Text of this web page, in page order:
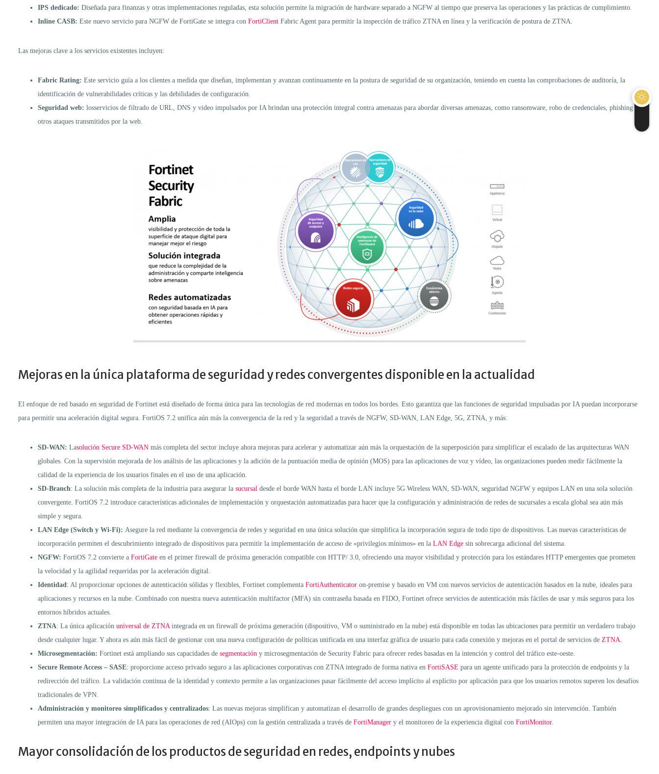
IPS dedicado: Diseñada para finanzas y otras implementaciones reguladas, esta solución permite la migración de hardware separado a NGFW al tiempo que preserva las operaciones y las prácticas de cumplimiento.
Inline CASB: Este nuevo servicio para NGFW de FortiGate se integra con FortiClient Fabric Agent para permitir la inspección de tráfico ZTNA en línea y la verificación de postura de ZTNA.
Las mejoras clave a los servicios existentes incluyen:
Fabric Rating: Este servicio guía a los clientes a medida que diseñan, implementan y avanzan continuamente en la postura de seguridad de su organización, teniendo en cuenta las comprobaciones de auditoría, la
identificación de vulnerabilidades críticas y las debilidades de configuración.
Seguridad web: losservicios de filtrado de URL, DNS y video impulsados por IA brindan una protección integral contra amenazas para abordar diversas amenazas, como ransomware, robo de credenciales, phishing y
otros ataques transmitidos por la web.
Mejoras en la única plataforma de seguridad y redes convergentes disponible en la actualidad
El enfoque de red basado en seguridad de Fortinet está diseñado de forma única para las tecnologías de red modernas en todos los bordes. Esto garantiza que las funciones de seguridad impulsadas por IA puedan incorporarse
para permitir una aceleración digital segura. FortiOS 7.2 unifica aún más la convergencia de la red y la seguridad a través de NGFW, SD-WAN, LAN Edge, 5G, ZTNA, y más:
SD-WAN: Lasolución Secure SD-WAN más completa del sector incluye ahora mejoras para acelerar y automatizar aún más la orquestación de la superposición para simplificar el escalado de las arquitecturas WAN
globales. Con la supervisión mejorada de los análisis de las aplicaciones y la adición de la puntuación media de opinión (MOS) para las aplicaciones de voz y vídeo, las organizaciones pueden medir fácilmente la
calidad de la experiencia de los usuarios finales en el uso de una aplicación.
SD-Branch: La solución más completa de la industria para asegurar la sucursal desde el borde WAN hasta el borde LAN incluye 5G Wireless WAN, SD-WAN, seguridad NGFW y equipos LAN en una sola solución
convergente. FortiOS 7.2 introduce características adicionales de implementación y orquestación automatizadas para hacer que la configuración y administración de redes de sucursales a escala global sea aún más
simple y segura.
LAN Edge (Switch y Wi-Fi): Asegure la red mediante la convergencia de redes y seguridad en una única solución que simplifica la incorporación segura de todo tipo de dispositivos. Las nuevas características de
incorporación permiten el descubrimiento integrado de dispositivos para permitir la implementación de acceso de «privilegios mínimos» en la LAN Edge sin sobrecarga adicional del sistema.
NGFW: FortiOS 7.2 convierte a FortiGate en el primer firewall de próxima generación compatible con HTTP/ 3.0, ofreciendo una mayor visibilidad y protección para los estándares HTTP emergentes que prometen
la velocidad y la agilidad requeridas por la aceleración digital.
Identidad : Al proporcionar opciones de autenticación sólidas y flexibles, Fortinet complementa FortiAuthenticator on-premise y basado en VM con nuevos servicios de autenticación basados en la nube, ideales para
aplicaciones y recursos en la nube. Combinado con nuestra nueva autenticación multifactor (MFA) sin contraseña basada en FIDO, Fortinet ofrece servicios de autenticación más fáciles de usar y más seguros para los
entornos híbridos actuales.
ZTNA: La única aplicación universal de ZTNA integrada en un firewall de próxima generación (dispositivo, VM o suministrado en la nube) está disponible en todas las ubicaciones para permitir un verdadero trabajo
desde cualquier lugar. Y ahora es aún más fácil de gestionar con una nueva configuración de políticas unificada en una interfaz gráfica de usuario para cada conexión y mejoras en el portal de servicios de ZTNA
Microsegmentación: Fortinet está ampliando sus capacidades de segmentación y microsegmentación de Security Fabric para ofrecer redes basadas en la intención y control del tráfico este-oeste.
Secure Remote Access – SASE: proporcione acceso privado seguro a las aplicaciones corporativas con ZTNA integrado de forma nativa en FortiSASE para un agente unificado para la protección de endpoints y la
redirección del tráfico. La validación continua de la identidad y contexto permite a las organizaciones pasar fácilmente del acceso implícito al explícito por aplicación para que los usuarios remotos superen los desafíos
tradicionales de VPN.
Administración y monitoreo simplificados y centralizados: Las nuevas mejoras simplifican y automatizan el desarrollo de grandes despliegues con un aprovisionamiento mejorado sin intervención. También
permiten una mayor integración de IA para las operaciones de red (AIOps) con la gestión centralizada a través de FortiManager y el monitoreo de la experiencia digital con FortiMonitor.
Mayor consolidación de los productos de seguridad en redes, endpoints y nubes